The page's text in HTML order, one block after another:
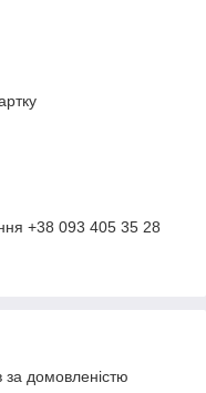
+38 093 405 35 28
домовленістю